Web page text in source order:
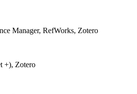
Manager, RefWorks, Zotero
+), Zotero